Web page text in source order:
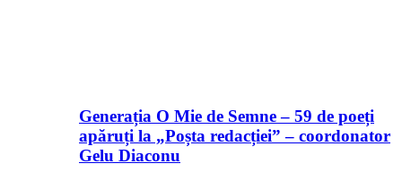
Generația O Mie de Semne – 59 de poeți
apăruți la „Poșta redacției” – coordonator
Gelu Diaconu